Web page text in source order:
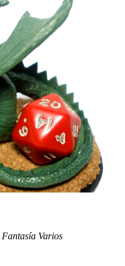
Fantasí­a Varios